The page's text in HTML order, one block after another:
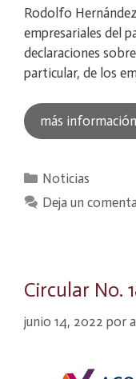
Rodolfo
empresariales del
declaraciones
particular, de los
más
Categorías
Noticias
Deja un
Circular No.
junio 14, 2022 por